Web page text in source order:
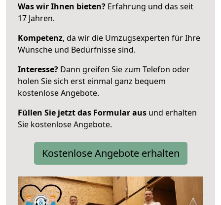
Was wir Ihnen bieten? Erfahrung und das seit
17 Jahren.
Kompetenz, da wir die Umzugsexperten für Ihre
Wünsche und Bedürfnisse sind.
Interesse? Dann greifen Sie zum Telefon oder
holen Sie sich erst einmal ganz bequem
kostenlose Angebote.
Füllen Sie jetzt das Formular aus und erhalten
Sie kostenlose Angebote.
Kostenlose Angebote erhalten